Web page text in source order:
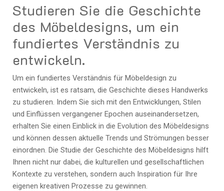
Studieren Sie die Geschichte
des Möbeldesigns, um ein
fundiertes Verständnis zu
entwickeln.
Um ein fundiertes Verständnis für Möbeldesign zu
entwickeln, ist es ratsam, die Geschichte dieses Handwerks
zu studieren. Indem Sie sich mit den Entwicklungen, Stilen
und Einflüssen vergangener Epochen auseinandersetzen,
erhalten Sie einen Einblick in die Evolution des Möbeldesigns
und können dessen aktuelle Trends und Strömungen besser
einordnen. Die Studie der Geschichte des Möbeldesigns hilft
Ihnen nicht nur dabei, die kulturellen und gesellschaftlichen
Kontexte zu verstehen, sondern auch Inspiration für Ihre
eigenen kreativen Prozesse zu gewinnen.